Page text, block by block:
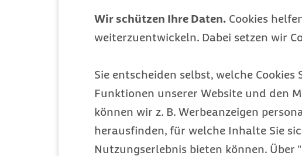
Wir schützen Ihre Daten. Cookies
weiterzuentwickeln. Dabei setzen wir
Sie entscheiden selbst, welche
Funktionen unserer Website und den
können wir z. B. Werbeanzeigen
herausfinden, für welche Inhalte Sie
Nutzungserlebnis bieten können.
Die passende
Lebensphase